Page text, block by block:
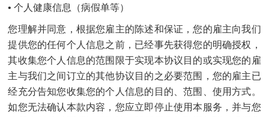
• 个人健康信息（病假单等）
您理解并同意，根据您雇主的陈述和保证，您的雇主向我们
提供您的任何个人信息之前，已经事先获得您的明确授权，
其收集您个人信息的范围限于实现本协议目的或实现您的雇
主与我们之间订立的其他协议目的之必要范围，您的雇主已
经充分告知您收集您的个人信息的目的、范围、使用方式。
如您无法确认本款内容，您应立即停止使用本服务，并与您